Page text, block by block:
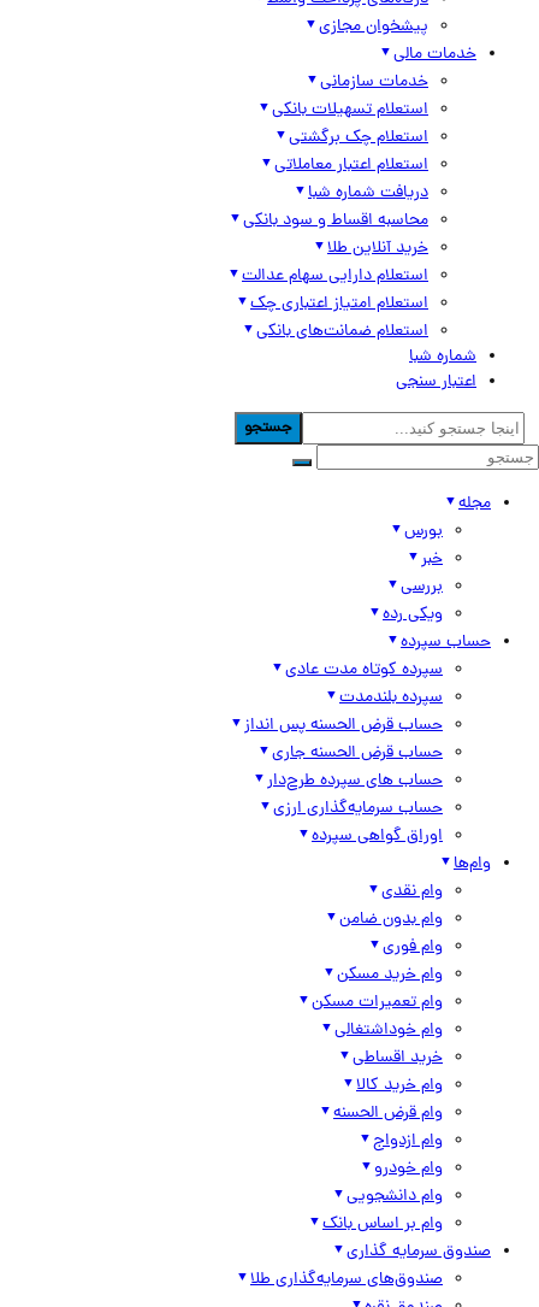
پیشخوان مجازی
خدمات مالی
خدمات سازمانی
استعلام تسهیلات بانکی
استعلام چک برگشتی
استعلام اعتبار معاملاتی
دریافت شماره شبا
محاسبه اقساط و سود بانکی
خرید آنلاین طلا
استعلام دارایی سهام عدالت
استعلام امتیاز اعتباری چک
استعلام ضمانت‌های بانکی
شماره شبا
اعتبار سنجی
جستجو
مجله
بورس
خبر
بررسی
ویکی رده
حساب سپرده
سپرده کوتاه مدت عادی
سپرده بلندمدت
حساب قرض الحسنه پس انداز
حساب قرض الحسنه جاری
حساب های سپرده طرح‌دار
حساب سرمایه‌گذاری ارزی
اوراق گواهی سپرده
وام‌ها
وام نقدی
وام بدون ضامن
وام فوری
وام خرید مسکن
وام تعمیرات مسکن
وام خوداشتغالی
خرید اقساطی
وام خرید کالا
وام قرض الحسنه
وام ازدواج
وام خودرو
وام دانشجویی
وام بر اساس بانک
صندوق سرمایه گذاری
صندوق‌های سرمایه‌گذاری طلا